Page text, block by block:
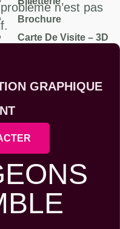
Brochure
Carte De Visite – 3D
Menu & Set De Table
Rendez-Vous
X
n’est pas
GRAPHIQUE